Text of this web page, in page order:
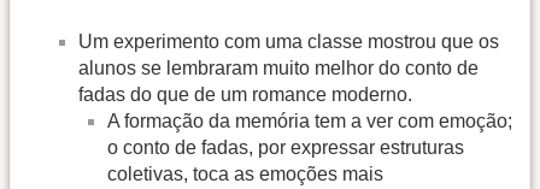
Um experimento com uma classe mostrou que os
alunos se lembraram muito melhor do conto de
fadas do que de um romance moderno.
A formação da memória tem a ver com emoção;
o conto de fadas, por expressar estruturas
coletivas, toca as emoções mais